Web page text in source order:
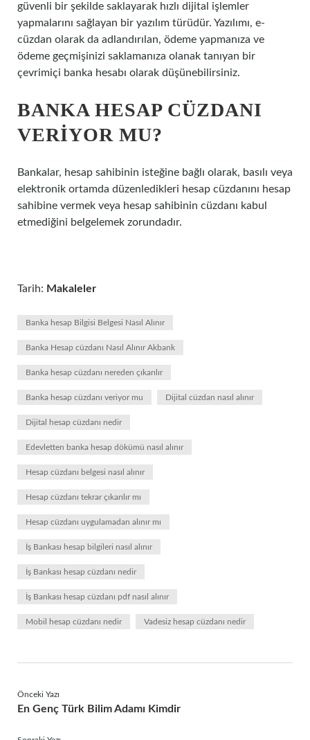
güvenli bir şekilde saklayarak hızlı dijital işlemler
yapmalarını sağlayan bir yazılım türüdür. Yazılımı, e-
cüzdan olarak da adlandırılan, ödeme yapmanıza ve
ödeme geçmişinizi saklamanıza olanak tanıyan bir
çevrimiçi banka hesabı olarak düşünebilirsiniz.
BANKA HESAP CÜZDANI
VERIYOR MU?
Bankalar, hesap sahibinin isteğine bağlı olarak, basılı veya
elektronik ortamda düzenledikleri hesap cüzdanını hesap
sahibine vermek veya hesap sahibinin cüzdanı kabul
etmediğini belgelemek zorundadır.
Tarih: Makaleler
Banka hesap Bilgisi Belgesi Nasıl Alınır
Banka Hesap cüzdanı Nasıl Alınır Akbank
Banka hesap cüzdanı nereden çıkarılır
Banka hesap cüzdanı veriyor mu Dijital cüzdan nasıl alınır
Dijital hesap cüzdanı nedir
Edevletten banka hesap dökümü nasıl alınır
Hesap cüzdanı belgesi nasıl alınır
Hesap cüzdanı tekrar çıkarılır mı
Hesap cüzdanı uygulamadan alınır mı
İş Bankası hesap bilgileri nasıl alınır
İş Bankası hesap cüzdanı nedir
İş Bankası hesap cüzdanı pdf nasıl alınır
Mobil hesap cüzdanı nedir Vadesiz hesap cüzdanı nedir
Önceki Yazı
En Genç Türk Bilim Adamı Kimdir